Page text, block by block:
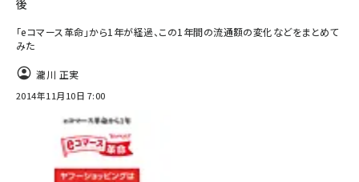
後
「eコマース革命」から1年が経過、この1年間の流通額の変化などをまとめて
みた
瀧川 正実
2014年11月10日 7:00